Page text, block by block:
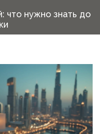
что нужно знать до